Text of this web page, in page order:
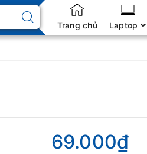
Trang chủ Laptop
69.000₫